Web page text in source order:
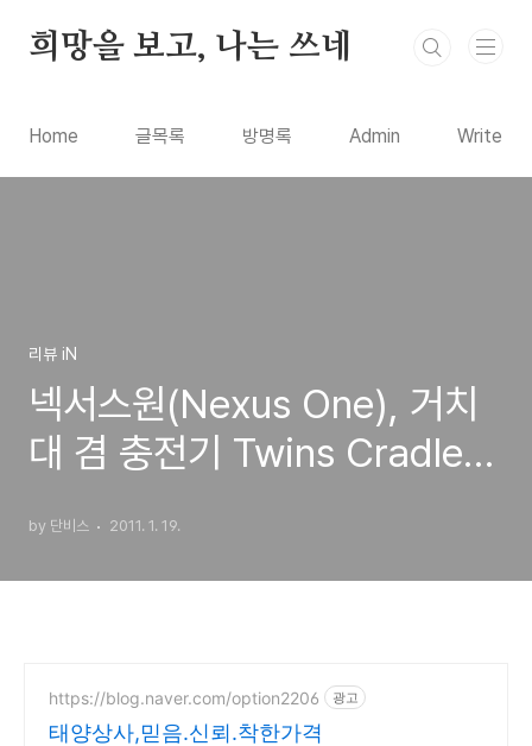
희망을 보고, 나는 쓰네
Home 글목록 방명록 Admin Write
리뷰 iN
넥서스원(Nexus One), 거치
대 겸 충전기 Twins Cradle
by 단비스 2011. 1. 19.
https://blog.naver.com/option2206 광고
태양상사,믿음.신뢰.착한가격